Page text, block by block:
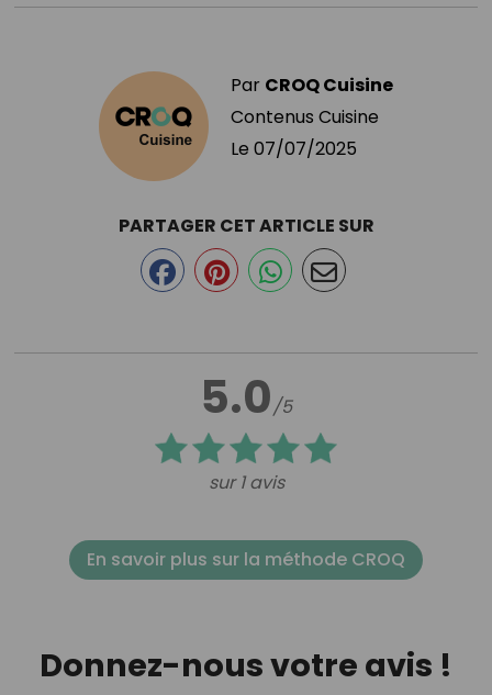
Par CROQ Cuisine
Contenus Cuisine
Le 07/07/2025
5.0/5
sur 1 avis
PARTAGER CET ARTICLE SUR
En savoir plus sur la méthode CROQ
Donnez-nous votre avis !